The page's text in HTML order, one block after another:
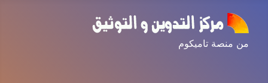
من منصة تاميكوم